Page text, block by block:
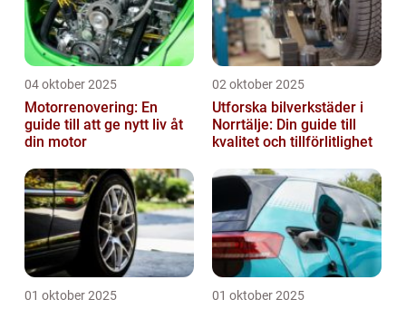
04 oktober 2025
Motorrenovering: En
guide till att ge nytt liv åt
din motor
02 oktober 2025
Utforska bilverkstäder i
Norrtälje: Din guide till
kvalitet och tillförlitlighet
01 oktober 2025 01 oktober 2025